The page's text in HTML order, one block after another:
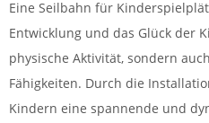
Eine Seilbahn für
Entwicklung und das Glück der
physische Aktivität, sondern
Fähigkeiten. Durch die
Kindern eine spannende und